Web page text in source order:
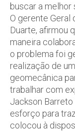
buscar a melhor
O gerente Geral
Duarte, afirmou
maneira
o problema foi
realização de
geomecânica
trabalhar com
Jackson
esforço para
colocou à